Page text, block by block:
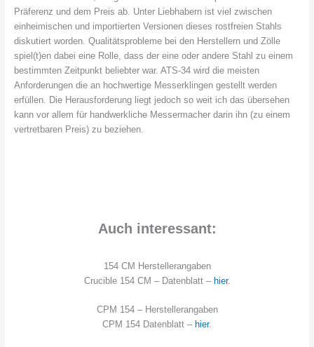
Präferenz und dem Preis ab. Unter Liebhabern ist viel zwischen
einheimischen und importierten Versionen dieses rostfreien Stahls
diskutiert worden. Qualitätsprobleme bei den Herstellern und Zölle
spiel(t)en dabei eine Rolle, dass der eine oder andere Stahl zu einem
bestimmten Zeitpunkt beliebter war. ATS-34 wird die meisten
Anforderungen die an hochwertige Messerklingen gestellt werden
erfüllen. Die Herausforderung liegt jedoch so weit ich das übersehen
kann vor allem für handwerkliche Messermacher darin ihn (zu einem
vertretbaren Preis) zu beziehen.
Auch interessant:
154 CM Herstellerangaben
Crucible 154 CM – Datenblatt – hier.
CPM 154 – Herstellerangaben
CPM 154 Datenblatt – hier.